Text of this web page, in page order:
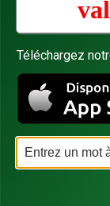
Téléchargez